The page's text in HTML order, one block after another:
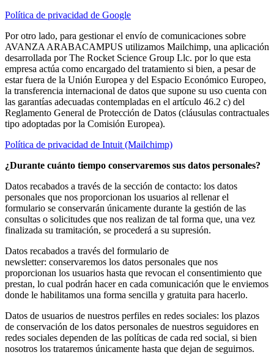
Política de privacidad de Google
Por otro lado, para gestionar el envío de comunicaciones sobre
AVANZA ARABACAMPUS utilizamos Mailchimp, una aplicación
desarrollada por The Rocket Science Group Llc. por lo que esta
empresa actúa como encargado del tratamiento si bien, a pesar de
estar fuera de la Unión Europea y del Espacio Económico Europeo,
la transferencia internacional de datos que supone su uso cuenta con
las garantías adecuadas contempladas en el artículo 46.2 c) del
Reglamento General de Protección de Datos (cláusulas contractuales
tipo adoptadas por la Comisión Europea).
Política de privacidad de Intuit (Mailchimp)
¿Durante cuánto tiempo conservaremos sus datos personales?
Datos recabados a través de la sección de contacto: los datos
personales que nos proporcionan los usuarios al rellenar el
formulario se conservarán únicamente durante la gestión de las
consultas o solicitudes que nos realizan de tal forma que, una vez
finalizada su tramitación, se procederá a su supresión.
Datos recabados a través del formulario de
newsletter: conservaremos los datos personales que nos
proporcionan los usuarios hasta que revocan el consentimiento que
prestan, lo cual podrán hacer en cada comunicación que le enviemos
donde le habilitamos una forma sencilla y gratuita para hacerlo.
Datos de usuarios de nuestros perfiles en redes sociales: los plazos
de conservación de los datos personales de nuestros seguidores en
redes sociales dependen de las políticas de cada red social, si bien
nosotros los trataremos únicamente hasta que dejan de seguirnos.